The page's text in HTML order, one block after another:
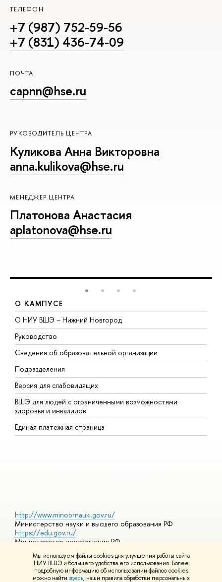
Мы используем файлы cookies для улучшения работы сайта
НИУ ВШЭ и большего удобства его использования. Более
подробную информацию об использовании файлов cookies
можно найти здесь, наши правила обработки персональных
ТЕЛЕФОН
+7 (987) 752-59-56
+7 (831) 436-74-09
ПОЧТА
capnn@hse.ru
РУКОВОДИТЕЛЬ ЦЕНТРА
Куликова Анна Викторовна
anna.kulikova@hse.ru
МЕНЕДЖЕР ЦЕНТРА
Платонова Анастасия
aplatonova@hse.ru
О КАМПУСЕ
О НИУ ВШЭ – Нижний Новгород
Руководство
Сведения об образовательной организации
Подразделения
Версия для слабовидящих
ВШЭ для людей с ограниченными возможностями
здоровья и инвалидов
Единая платежная страница
http://www.minobrnauki.gov.ru/
Министерство науки и высшего образования РФ
https://edu.gov.ru/
Министерство просвещения РФ
https://elearning.hse.ru/mooc
Массовые открытые онлайн-курсы